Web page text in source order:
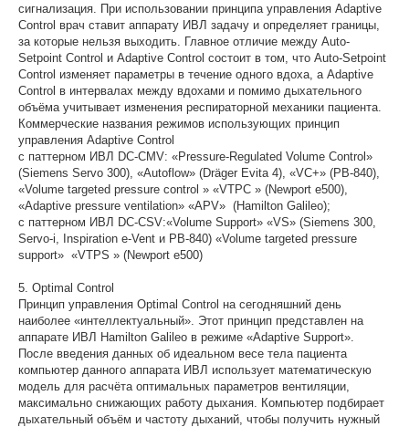
сигнализация. При использовании принципа управления Adaptive
Control врач ставит аппарату ИВЛ задачу и определяет границы,
за которые нельзя выходить. Главное отличие между Auto-
Setpoint Control и Adaptive Control состоит в том, что Auto-Setpoint
Control изменяет параметры в течение одного вдоха, а Adaptive
Control в интервалах между вдохами и помимо дыхательного
объёма учитывает изменения респираторной механики пациента.
Коммерческие названия режимов использующих принцип
управления Adaptive Control
с паттерном ИВЛ DC-CMV: «Pressure-Regulated Volume Control»
(Siemens Servo 300), «Autoflow» (Dräger Evita 4), «VC+» (PB-840),
«Volume targeted pressure control » «VTPC » (Newport e500),
«Adaptive pressure ventilation» «APV» (Hamilton Galileo);
с паттерном ИВЛ DC-CSV:«Volume Support» «VS» (Siemens 300,
Servo-i, Inspiration e-Vent и PB-840) «Volume targeted pressure
support» «VTPS » (Newport e500)
5. Optimal Control
Принцип управления Optimal Control на сегодняшний день
наиболее «интеллектуальный». Этот принцип представлен на
аппарате ИВЛ Hamilton Galileo в режиме «Adaptive Support».
После введения данных об идеальном весе тела пациента
компьютер данного аппарата ИВЛ использует математическую
модель для расчёта оптимальных параметров вентиляции,
максимально снижающих работу дыхания. Компьютер подбирает
дыхательный объём и частоту дыханий, чтобы получить нужный